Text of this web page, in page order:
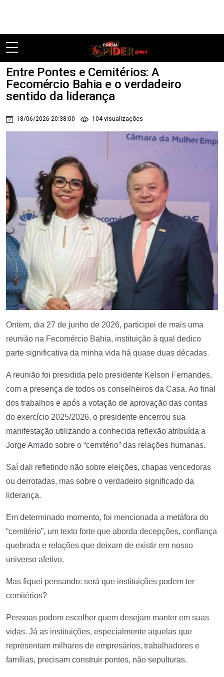
Entre Pontes e Cemitérios: A
Fecomércio Bahia e o verdadeiro
sentido da liderança
18/06/2026 20:38:00 104 visualizações
Ontem, dia 27 de junho de 2026, participei de mais uma
reunião na Fecomércio Bahia, instituição à qual dedico
parte significativa da minha vida há quase duas décadas.
A reunião foi presidida pelo presidente Kelson Fernandes,
com a presença de todos os conselheiros da Casa. Ao final
dos trabalhos e após a votação de aprovação das contas
do exercício 2025/2026, o presidente encerrou sua
manifestação utilizando a conhecida reflexão atribuída a
Jorge Amado sobre o “cemitério” das relações humanas.
Saí dali refletindo não sobre eleições, chapas vencedoras
ou derrotadas, mas sobre o verdadeiro significado da
liderança.
Em determinado momento, foi mencionada a metáfora do
“cemitério”, um texto forte que aborda decepções, confiança
quebrada e relações que deixam de existir em nosso
universo afetivo.
Mas fiquei pensando: será que instituições podem ter
cemitérios?
Pessoas podem escolher quem desejam manter em suas
vidas. Já as instituições, especialmente aquelas que
representam milhares de empresários, trabalhadores e
famílias, precisam construir pontes, não sepulturas.